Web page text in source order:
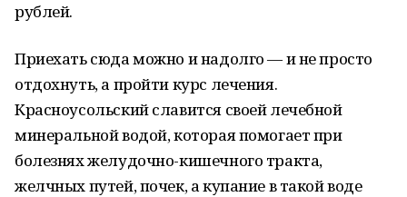
рублей.
Приехать сюда можно и надолго — и не просто
отдохнуть, а пройти курс лечения.
Красноусольский славится своей лечебной
минеральной водой, которая помогает при
болезнях желудочно-кишечного тракта,
желчных путей, почек, а купание в такой воде